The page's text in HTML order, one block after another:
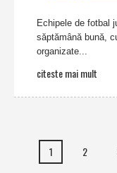
Echipele de fotbal
săptămână bună,
organizate...
citeste mai mult
1 2